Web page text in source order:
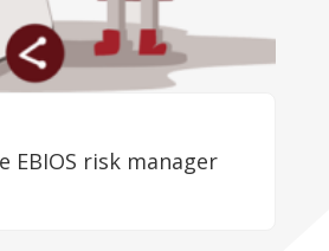
EBIOS risk manager